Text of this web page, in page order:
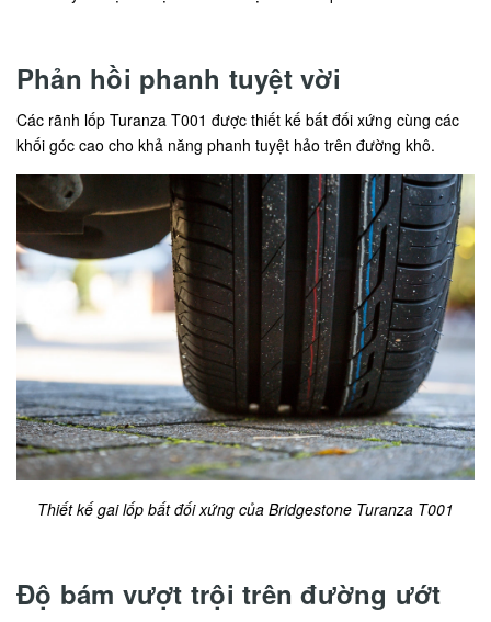
Phản hồi phanh tuyệt vời
Các rãnh lốp Turanza T001 được thiết kế bất đối xứng cùng các
khối góc cao cho khả năng phanh tuyệt hảo trên đường khô.
Thiết kế gai lốp bất đối xứng của Bridgestone Turanza T001
Độ bám vượt trội trên đường ướt